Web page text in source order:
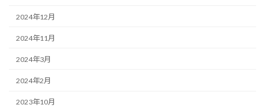
2024年12月
2024年11月
2024年3月
2024年2月
2023年10月